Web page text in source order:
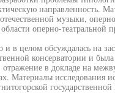
направленность.
музыки,
оперно-театральной
в целом обсуждалась на
консерватории и
в докладе на
Материалы исследования
государственной